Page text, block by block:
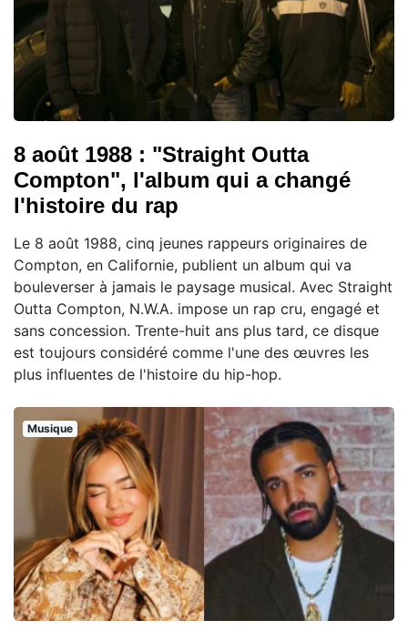
8 août 1988 : "Straight Outta
Compton", l'album qui a changé
l'histoire du rap
Le 8 août 1988, cinq jeunes rappeurs originaires de
Compton, en Californie, publient un album qui va
bouleverser à jamais le paysage musical. Avec Straight
Outta Compton, N.W.A. impose un rap cru, engagé et
sans concession. Trente-huit ans plus tard, ce disque
est toujours considéré comme l'une des œuvres les
plus influentes de l'histoire du hip-hop.
Musique